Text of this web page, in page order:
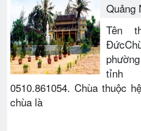
Quảng
Tên
tỉnh
0510.861054. Chùa thuộc
chùa là